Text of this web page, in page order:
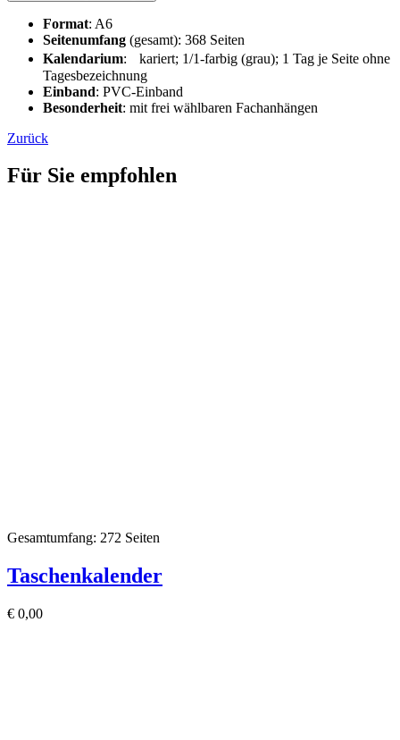
Format: A6
Seitenumfang (gesamt): 368 Seiten
Kalendarium: kariert; 1/1-farbig (grau); 1 Tag je Seite ohne
Tagesbezeichnung
Einband: PVC-Einband
Besonderheit: mit frei wählbaren Fachanhängen
Zurück
Für Sie empfohlen
Gesamtumfang: 272 Seiten
Taschenkalender
€ 0,00